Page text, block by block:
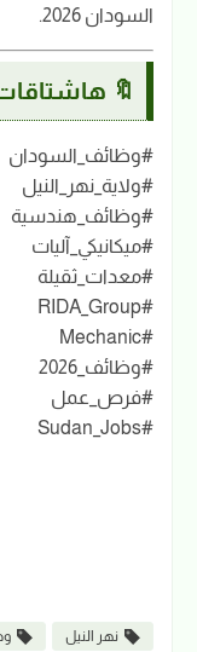
السودان 2026.
🔖
#وظائف_السودان
#ولاية_نهر_النيل
#وظائف_هندسية
#ميكانيكي_آليات
#معدات_ثقيلة
#RIDA_Group
#Mechanic
#وظائف_2026
#فرص_عمل
#Sudan_Jobs
نهر النيل